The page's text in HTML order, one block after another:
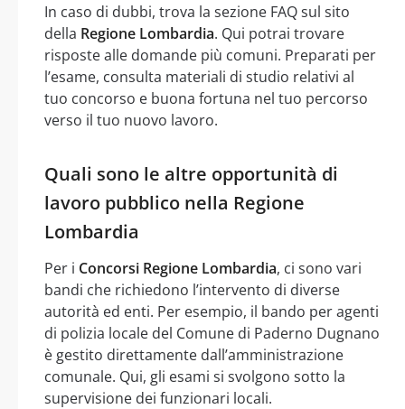
In caso di dubbi, trova la sezione FAQ sul sito
della Regione Lombardia. Qui potrai trovare
risposte alle domande più comuni. Preparati per
l’esame, consulta materiali di studio relativi al
tuo concorso e buona fortuna nel tuo percorso
verso il tuo nuovo lavoro.
Quali sono le altre opportunità di
lavoro pubblico nella Regione
Lombardia
Per i Concorsi Regione Lombardia, ci sono vari
bandi che richiedono l’intervento di diverse
autorità ed enti. Per esempio, il bando per agenti
di polizia locale del Comune di Paderno Dugnano
è gestito direttamente dall’amministrazione
comunale. Qui, gli esami si svolgono sotto la
supervisione dei funzionari locali.